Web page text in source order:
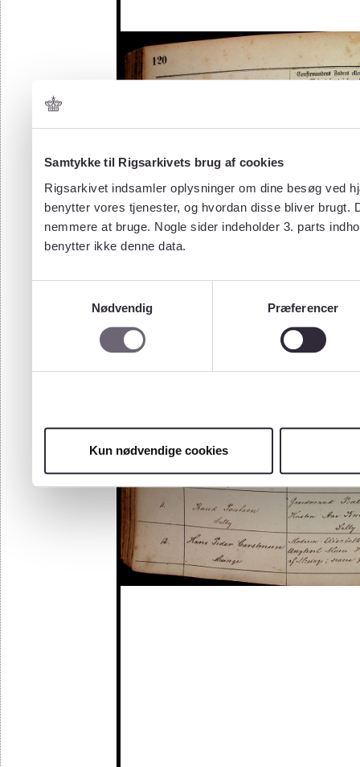
Samtykke til Rigsarkivets brug af cookies
Rigsarkivet indsamler oplysninger om dine besøg ved
benytter vores tjenester, og hvordan disse bliver
nemmere at bruge. Nogle sider indeholder 3. parts
benytter ikke denne data.
Nødvendig
Præferencer
Kun nødvendige cookies